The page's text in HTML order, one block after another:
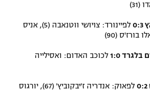
לפיינורד: צויושי ווטנאבה (5), אניס
1:0
לכוכב האדום: ואסילייה
לפאוק: אנדריה ז'יבקוביץ' (67), יורגוס